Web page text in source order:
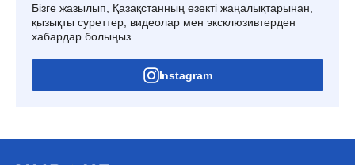
Бізге жазылып, Қазақстанның өзекті жаңалықтарынан,
қызықты суреттер, видеолар мен эксклюзивтерден
хабардар болыңыз.
Instagram